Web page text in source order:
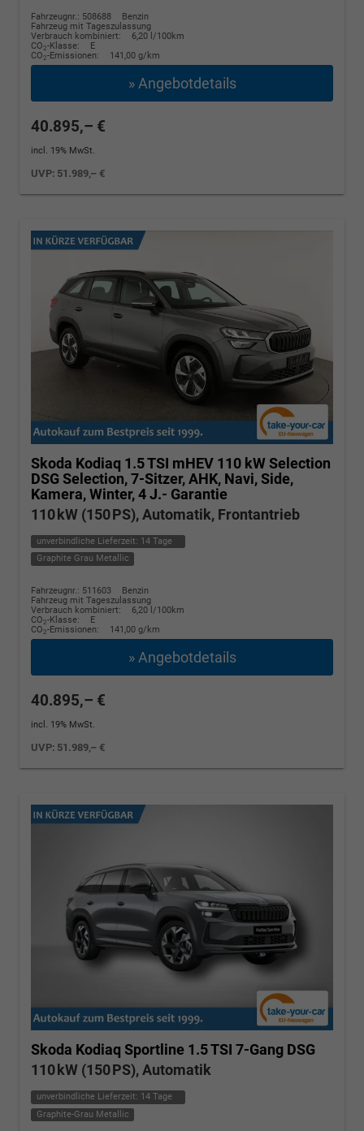
Fahrzeugnr.: 508688
Benzin
Fahrzeug mit Tageszulassung
Verbrauch kombiniert:
6,20 l/100km
CO2-Klasse:
E
CO2-Emissionen: 141,00 g/km
» Angebotdetails
40.895,– €
incl. 19% MwSt.
UVP: 51.989,– €
Skoda Kodiaq 1.5 TSI mHEV 110 kW Selection
DSG Selection, 7-Sitzer, AHK, Navi, Side,
Kamera, Winter, 4 J.- Garantie
110 kW (150 PS), Automatik, Frontantrieb
unverbindliche Lieferzeit: 14 Tage
Graphite Grau Metallic
Fahrzeugnr.: 511603
Benzin
Fahrzeug mit Tageszulassung
Verbrauch kombiniert:
6,20 l/100km
CO2-Klasse:
E
CO2-Emissionen: 141,00 g/km
» Angebotdetails
40.895,– €
incl. 19% MwSt.
UVP: 51.989,– €
Skoda Kodiaq Sportline 1.5 TSI 7-Gang DSG
110 kW (150 PS), Automatik
unverbindliche Lieferzeit: 14 Tage
Graphite-Grau Metallic